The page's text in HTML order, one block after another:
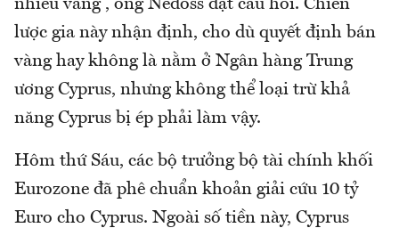
nhiều vàng”, ông Nedoss đặt câu hỏi. Chiến
lược gia này nhận định, cho dù quyết định bán
vàng hay không là nằm ở Ngân hàng Trung
ương Cyprus, nhưng không thể loại trừ khả
năng Cyprus bị ép phải làm vậy.
Hôm thứ Sáu, các bộ trưởng bộ tài chính khối
Eurozone đã phê chuẩn khoản giải cứu 10 tỷ
Euro cho Cyprus. Ngoài số tiền này, Cyprus